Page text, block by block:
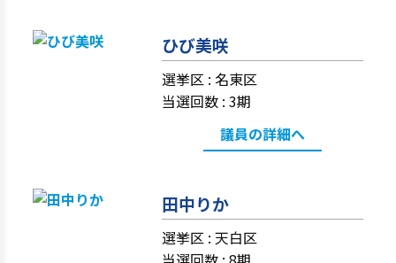
ひび美咲
選挙区 : 名東区
当選回数 : 3期
議員の詳細へ
田中りか
選挙区 : 天白区